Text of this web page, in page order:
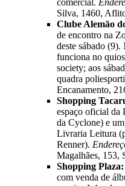
Silva, 1460,
Clube Alemão
de encontro na
deste sábado
funciona no
society; aos
quadra
Encanamento,
Shopping
espaço oficial da
da Cyclone) e
Livraria Leitura
Renner).
Magalhães, 153,
Shopping Plaza:
com venda de